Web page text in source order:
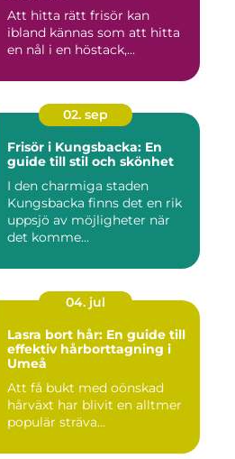
Att hitta rätt frisör kan
ibland kännas som att hitta
en nål i en höstack,...
02. sep
Frisör i Kungsbacka: En
guide till stil och skönhet
I den charmiga staden
Kungsbacka finns det en rik
uppsjö av möjligheter när
det komme...
04. jul
Lasra bort hår: En guide till
effektiv hårborttagning i
Umeå
Att få bukt med oönskad
hårväxt har blivit en alltmer
populär sträva...